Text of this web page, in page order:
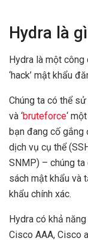
Hydra là
Hydra là một
‘hack’ mật khẩu
Chúng ta có thể
và ‘bruteforce‘
bạn đang cố gắng
dịch vụ cụ thể
SNMP) – chúng
sách mật khẩu và
khẩu chính xác.
Hydra có khả
Cisco AAA, Cisco